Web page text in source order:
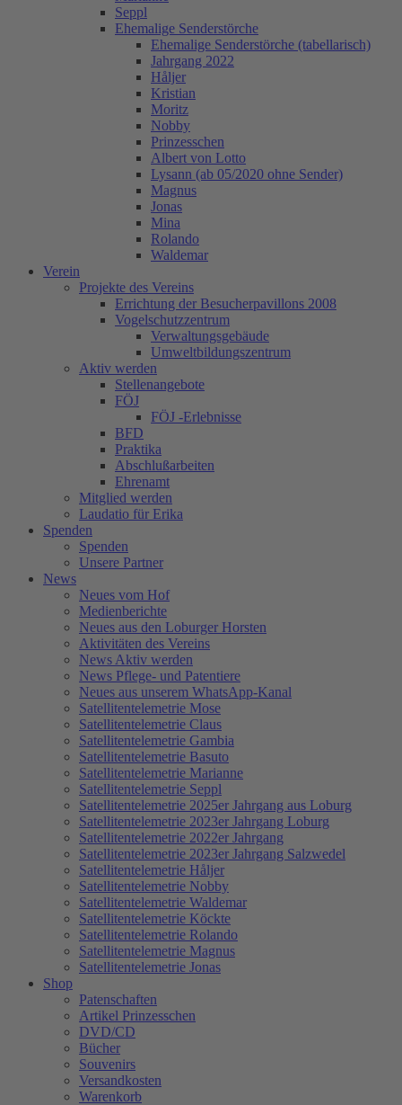
Seppl
Ehemalige Senderstörche
Ehemalige Senderstörche (tabellarisch)
Jahrgang 2022
Håljer
Kristian
Moritz
Nobby
Prinzesschen
Albert von Lotto
Lysann (ab 05/2020 ohne Sender)
Magnus
Jonas
Mina
Rolando
Waldemar
Verein
Projekte des Vereins
Errichtung der Besucherpavillons 2008
Vogelschutzzentrum
Verwaltungsgebäude
Umweltbildungszentrum
Aktiv werden
Stellenangebote
FÖJ
FÖJ -Erlebnisse
BFD
Praktika
Abschlußarbeiten
Ehrenamt
Mitglied werden
Laudatio für Erika
Spenden
Spenden
Unsere Partner
News
Neues vom Hof
Medienberichte
Neues aus den Loburger Horsten
Aktivitäten des Vereins
News Aktiv werden
News Pflege- und Patentiere
Neues aus unserem WhatsApp-Kanal
Satellitentelemetrie Mose
Satellitentelemetrie Claus
Satellitentelemetrie Gambia
Satellitentelemetrie Basuto
Satellitentelemetrie Marianne
Satellitentelemetrie Seppl
Satellitentelemetrie 2025er Jahrgang aus Loburg
Satellitentelemetrie 2023er Jahrgang Loburg
Satellitentelemetrie 2022er Jahrgang
Satellitentelemetrie 2023er Jahrgang Salzwedel
Satellitentelemetrie Håljer
Satellitentelemetrie Nobby
Satellitentelemetrie Waldemar
Satellitentelemetrie Köckte
Satellitentelemetrie Rolando
Satellitentelemetrie Magnus
Satellitentelemetrie Jonas
Shop
Patenschaften
Artikel Prinzesschen
DVD/CD
Bücher
Souvenirs
Versandkosten
Warenkorb